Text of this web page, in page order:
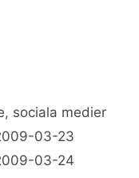
, sociala medier
03-23
03-24